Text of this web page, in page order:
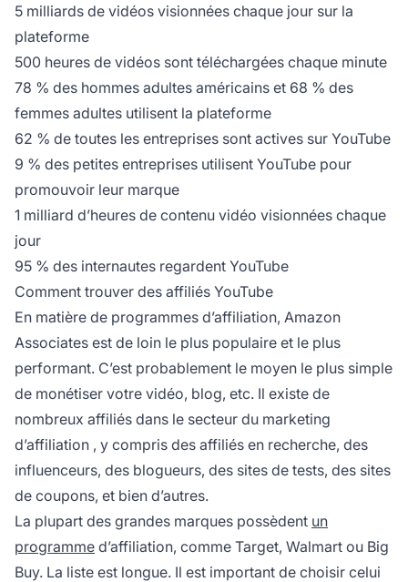
5 milliards de vidéos visionnées chaque jour sur la
plateforme
500 heures de vidéos sont téléchargées chaque minute
78 % des hommes adultes américains et 68 % des
femmes adultes utilisent la plateforme
62 % de toutes les entreprises sont actives sur YouTube
9 % des petites entreprises utilisent YouTube pour
promouvoir leur marque
1 milliard d’heures de contenu vidéo visionnées chaque
jour
95 % des internautes regardent YouTube
Comment trouver des affiliés YouTube
En matière de programmes d’affiliation, Amazon
Associates est de loin le plus populaire et le plus
performant. C’est probablement le moyen le plus simple
de monétiser votre vidéo, blog, etc. Il existe de
nombreux affiliés dans le secteur du marketing
d’affiliation , y compris des affiliés en recherche, des
influenceurs, des blogueurs, des sites de tests, des sites
de coupons, et bien d’autres.
La plupart des grandes marques possèdent un
programme d’affiliation, comme Target, Walmart ou Big
Buy. La liste est longue. Il est important de choisir celui